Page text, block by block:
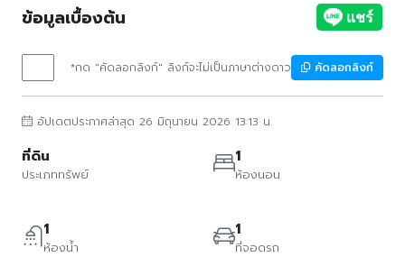
ข้อมูลเบื้องต้น
*กด "คัดลอกลิงก์" ลิงก์จะไม่เป็นภาษาต่างดาว คัดลอกลิงก์
อัปเดตประกาศล่าสุด 26 มิถุนายน 2026 13:13 น.
ที่ดิน
ประเภททรัพย์
1
ห้องนอน
1
ห้องน้ำ
1
ที่จอดรถ